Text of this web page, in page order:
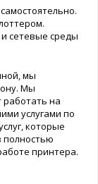
сетевые среды
мы
Мы
работать на
услугами по
которые
полностью
принтера.